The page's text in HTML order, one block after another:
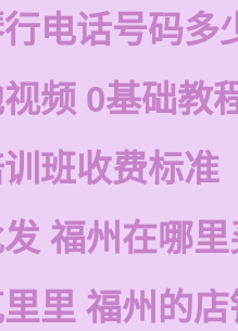
电话号码多
频 0基础教
班收费标准
福州在哪
里 福州的店